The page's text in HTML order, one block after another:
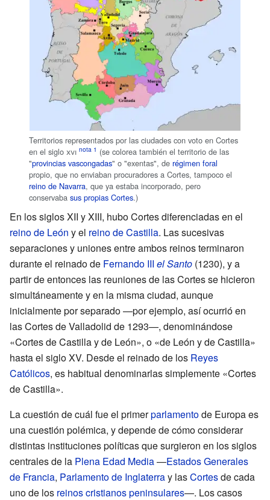
Territorios representados por las ciudades con voto en Cortes
en el siglo xvi
(se colorea también el territorio de las
"provincias vascongadas" o "exentas", de régimen foral
propio, que no enviaban procuradores a Cortes, tampoco el
reino de Navarra, que ya estaba incorporado, pero
conservaba sus propias Cortes.)
En los siglosXII yXIII, hubo Cortes diferenciadas en el
reino de León y el reino de Castilla. Las sucesivas
separaciones y uniones entre ambos reinos terminaron
durante el reinado de Fernando III el Santo (1230), y a
partir de entonces las reuniones de las Cortes se hicieron
simultáneamente y en la misma ciudad, aunque
inicialmente por separado —por ejemplo, así ocurrió en
lasCortes de Valladolid de 1293—, denominándose
«Cortes de Castilla y de León», o «de León y de Castilla»
hasta el sigloXV. Desde el reinado de los Reyes
Católicos, es habitual denominarlas simplemente «Cortes
de Castilla».
La cuestión de cuál fue el primerparlamentode Europa es
una cuestión polémica, y depende de cómo considerar
distintas instituciones políticas que surgieron en los siglos
centrales de la Plena Edad Media—Estados Generales
de Francia, Parlamento de Inglaterray lasCortesde cada
uno de los reinos cristianos peninsulares—. Los casos